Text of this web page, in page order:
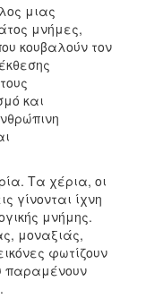
μιας
μνήμες,
κουβαλούν τον
και
Τα χέρια, οι
γίνονται ίχνη
μνήμης.
μοναξιάς,
φωτίζουν
παραμένουν